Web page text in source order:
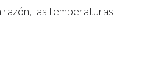
razón, las temperaturas